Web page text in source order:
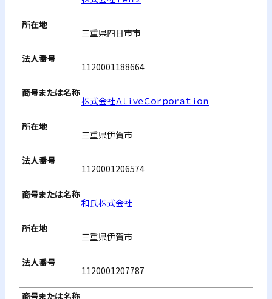
三重県四日市市
1120001188664
株式会社ＡｌｉｖｅＣｏｒｐｏｒａｔｉｏｎ
三重県伊賀市
1120001206574
和氏株式会社
三重県伊賀市
1120001207787